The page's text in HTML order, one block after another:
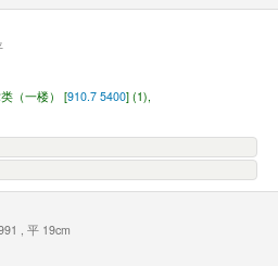
（一楼） [910.7 5400] (1),
, 平 19cm